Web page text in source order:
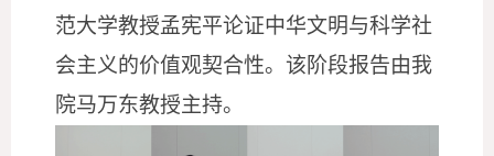
范大学教授孟宪平论证中华文明与科学社
会主义的价值观契合性。 该阶段报告由我
院马万东教授主持。